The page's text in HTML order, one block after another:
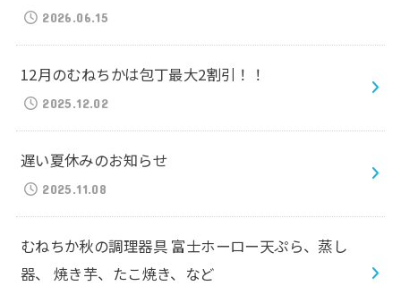
2026.06.15
12月のむねちかは包丁最大2割引！！
2025.12.02
遅い夏休みのお知らせ
2025.11.08
むねちか秋の調理器具 富士ホーロー天ぷら、蒸し
器、 焼き芋、たこ焼き、など